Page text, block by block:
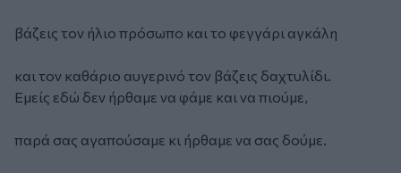
βάζεις τον ήλιο πρόσωπο και το φεγγάρι αγκάλη
και τον καθάριο αυγερινό τον βάζεις δαχτυλίδι.
Εμείς εδώ δεν ήρθαμε να φάμε και να πιούμε,
παρά σας αγαπούσαμε κι ήρθαμε να σας δούμε.